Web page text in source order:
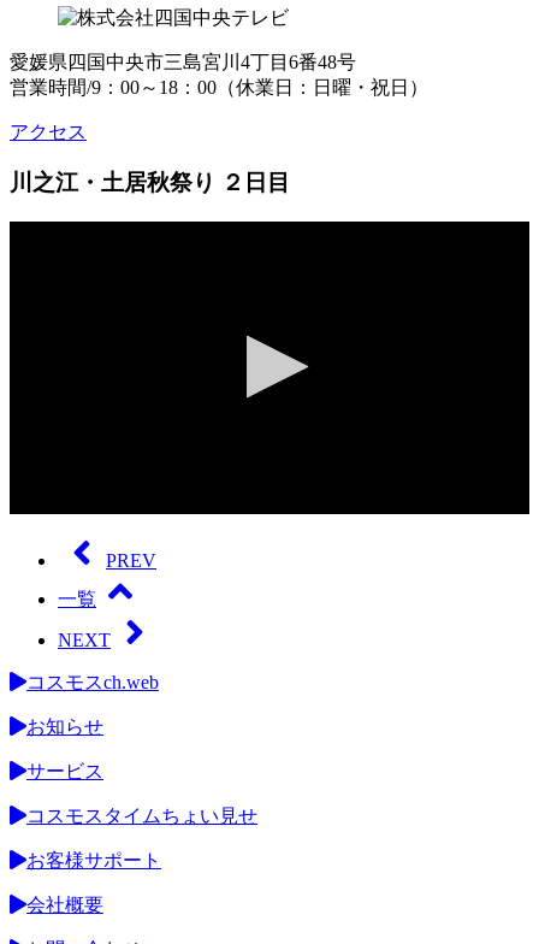
愛媛県四国中央市三島宮川4丁目6番48号
営業時間/9：00～18：00（休業日：日曜・祝日）
アクセス
川之江・土居秋祭り ２日目
seconds
seconds
PREV
一覧
NEXT
コスモスch.web
お知らせ
サービス
コスモスタイムちょい見せ
お客様サポート
会社概要